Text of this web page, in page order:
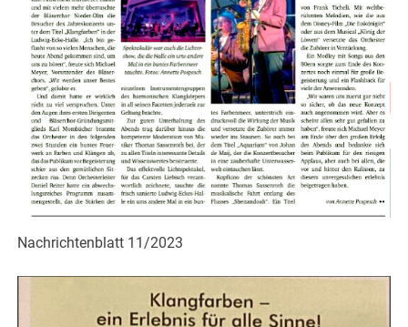
Nachrichtenblatt 11/2023